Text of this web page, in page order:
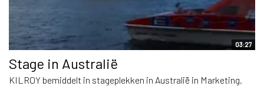
03:27
Stage in Australië
KILROY bemiddelt in stageplekken in Australië in Marketing,